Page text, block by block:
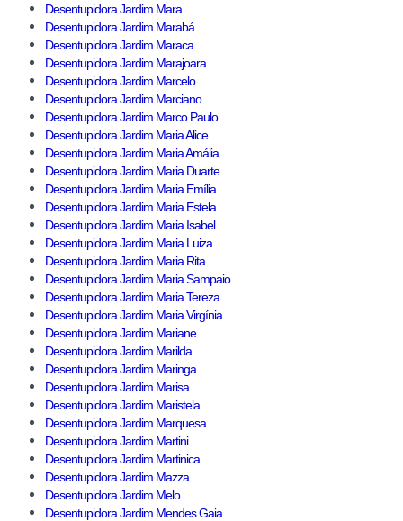
Desentupidora Jardim Mara
Desentupidora Jardim Marabá
Desentupidora Jardim Maraca
Desentupidora Jardim Marajoara
Desentupidora Jardim Marcelo
Desentupidora Jardim Marciano
Desentupidora Jardim Marco Paulo
Desentupidora Jardim Maria Alice
Desentupidora Jardim Maria Amália
Desentupidora Jardim Maria Duarte
Desentupidora Jardim Maria Emília
Desentupidora Jardim Maria Estela
Desentupidora Jardim Maria Isabel
Desentupidora Jardim Maria Luiza
Desentupidora Jardim Maria Rita
Desentupidora Jardim Maria Sampaio
Desentupidora Jardim Maria Tereza
Desentupidora Jardim Maria Virgínia
Desentupidora Jardim Mariane
Desentupidora Jardim Marilda
Desentupidora Jardim Maringa
Desentupidora Jardim Marisa
Desentupidora Jardim Maristela
Desentupidora Jardim Marquesa
Desentupidora Jardim Martini
Desentupidora Jardim Martinica
Desentupidora Jardim Mazza
Desentupidora Jardim Melo
Desentupidora Jardim Mendes Gaia